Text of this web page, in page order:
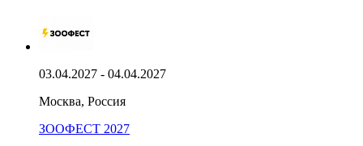
03.04.2027 - 04.04.2027
Москва, Россия
ЗООФЕСТ 2027